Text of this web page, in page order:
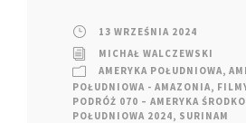
13 WRZEŚNIA 2024
MICHAŁ WALCZEWSKI
AMERYKA POŁUDNIOWA,
POŁUDNIOWA - AMAZONIA,
PODRÓŻ 070 – AMERYKA
POŁUDNIOWA 2024, SURINAM